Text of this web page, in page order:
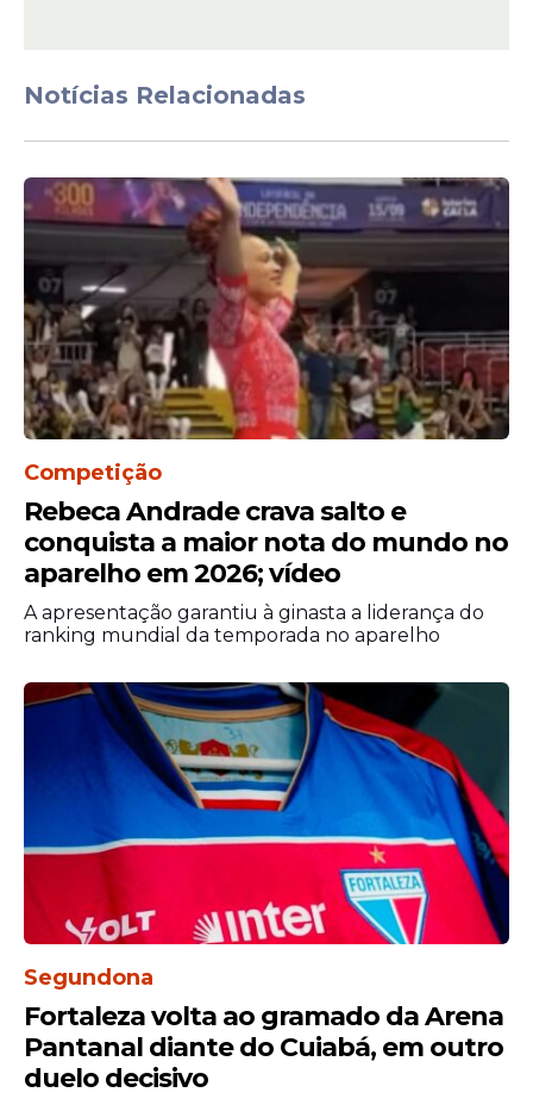
o clube e os jogadores não
palavras e usar mais trabalho”.
Notícias Relacionadas
Competição
Rebeca Andrade crava salto e
conquista a maior nota do mundo no
aparelho em 2026; vídeo
A apresentação garantiu à ginasta a liderança do
ranking mundial da temporada no aparelho
Segundona
Fortaleza volta ao gramado da Arena
Pantanal diante do Cuiabá, em outro
duelo decisivo